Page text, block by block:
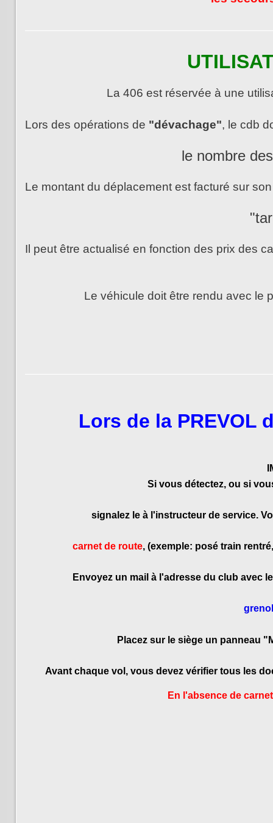
La 406 est réservée à une
Lors des opérations de "dévachage", le cdb
le nombre
Le montant du déplacement est facturé sur
Il peut être actualisé en fonction des prix des
Le véhicule doit être rendu avec le
Lors de la PREVOL
Si vous détectez, ou si
signalez le à l'instructeur de service.
carnet de route, (exemple: posé train
Envoyez un mail à l'adresse du club avec
Placez sur le siège un panneau
Avant chaque vol, vous devez vérifier tous les
En l'absence de